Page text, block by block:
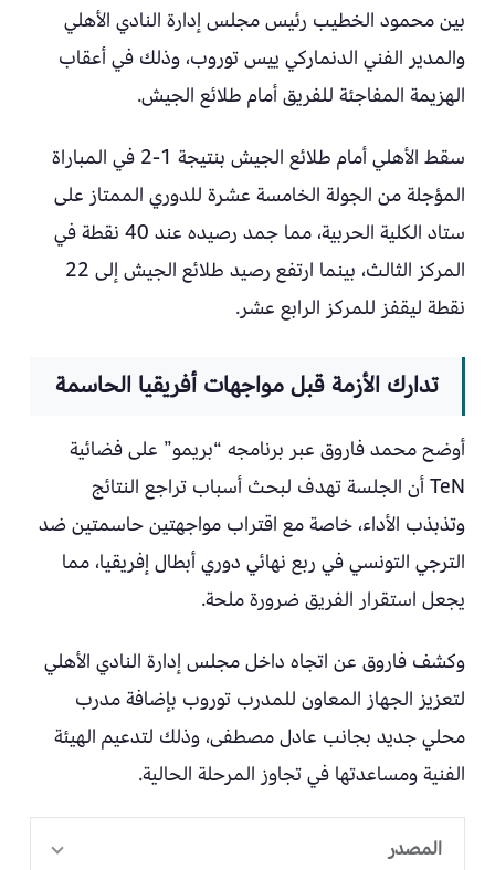
بين محمود الخطيب رئيس مجلس إدارة النادي الأهلي
والمدير الفني الدنماركي ييس توروب، وذلك في أعقاب
الهزيمة المفاجئة للفريق أمام طلائع الجيش.
سقط الأهلي أمام طلائع الجيش بنتيجة 1-2 في المباراة
المؤجلة من الجولة الخامسة عشرة للدوري الممتاز على
ستاد الكلية الحربية، مما جمد رصيده عند 40 نقطة في
المركز الثالث، بينما ارتفع رصيد طلائع الجيش إلى 22
نقطة ليقفز للمركز الرابع عشر.
تدارك الأزمة قبل مواجهات أفريقيا الحاسمة
أوضح محمد فاروق عبر برنامجه “بريمو” على فضائية
TeN أن الجلسة تهدف لبحث أسباب تراجع النتائج
وتذبذب الأداء، خاصة مع اقتراب مواجهتين حاسمتين ضد
الترجي التونسي في ربع نهائي دوري أبطال إفريقيا، مما
يجعل استقرار الفريق ضرورة ملحة.
وكشف فاروق عن اتجاه داخل مجلس إدارة النادي الأهلي
لتعزيز الجهاز المعاون للمدرب توروب بإضافة مدرب
محلي جديد بجانب عادل مصطفى، وذلك لتدعيم الهيئة
الفنية ومساعدتها في تجاوز المرحلة الحالية.
المصدر